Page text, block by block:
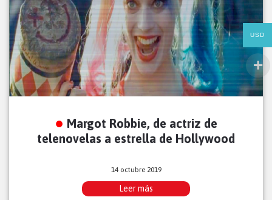
Margot Robbie, de actriz de
telenovelas a estrella de Hollywood
14 octubre 2019
Leer más
USD